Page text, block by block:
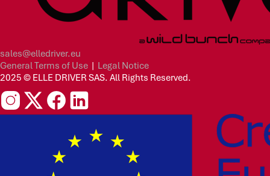
sales@elledriver.eu
General Terms of Use | Legal Notice
2025 © ELLE DRIVER SAS. All Rights Reserved.